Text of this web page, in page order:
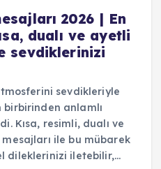
2026 | En
dualı ve ayetli
sevdiklerinizi
sevdikleriyle
anlamlı
Kısa, resimli, dualı ve
ile bu mübarek
dileklerinizi iletebilir,…